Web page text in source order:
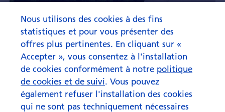
Nous utilisons des cookies à des fins
statistiques et pour vous présenter des
offres plus pertinentes. En cliquant sur «
Accepter », vous consentez à l'installation
de cookies conformément à notre politique
de cookies et de suivi. Vous pouvez
également refuser l'installation des cookies
qui ne sont pas techniquement nécessaires